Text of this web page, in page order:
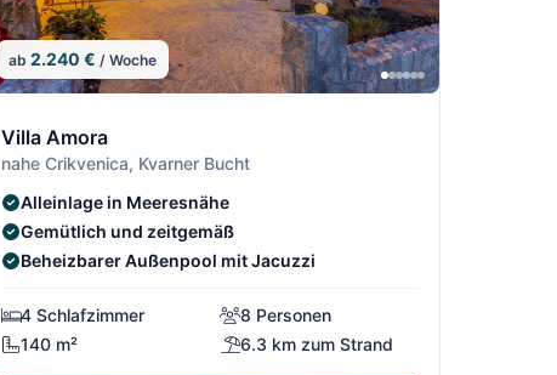
ab2.240 € / Woche
Villa Amora
nahe Crikvenica, Kvarner Bucht
Alleinlage in Meeresnähe
Gemütlich und zeitgemäß
Beheizbarer Außenpool mit Jacuzzi
4 Schlafzimmer
8 Personen
140 m²
6.3 km zum Strand